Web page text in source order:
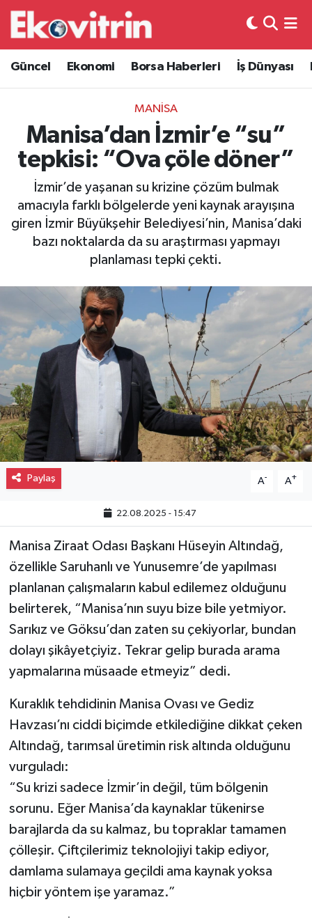
Güncel Ekonomi Borsa Haberleri İş Dünyası
MANİSA
Manisa’dan İzmir’e “su”
tepkisi: “Ova çöle döner”
İzmir’de yaşanan su krizine çözüm bulmak
amacıyla farklı bölgelerde yeni kaynak arayışına
giren İzmir Büyükşehir Belediyesi’nin, Manisa’daki
bazı noktalarda da su araştırması yapmayı
planlaması tepki çekti.
Paylaş A- A+
22.08.2025 - 15:47
Manisa Ziraat Odası Başkanı Hüseyin Altındağ,
özellikle Saruhanlı ve Yunusemre’de yapılması
planlanan çalışmaların kabul edilemez olduğunu
belirterek, “Manisa’nın suyu bize bile yetmiyor.
Sarıkız ve Göksu’dan zaten su çekiyorlar, bundan
dolayı şikâyetçiyiz. Tekrar gelip burada arama
yapmalarına müsaade etmeyiz” dedi.
Kuraklık tehdidinin Manisa Ovası ve Gediz
Havzası’nı ciddi biçimde etkilediğine dikkat çeken
Altındağ, tarımsal üretimin risk altında olduğunu
vurguladı:
“Su krizi sadece İzmir’in değil, tüm bölgenin
sorunu. Eğer Manisa’da kaynaklar tükenirse
barajlarda da su kalmaz, bu topraklar tamamen
çölleşir. Çiftçilerimiz teknolojiyi takip ediyor,
damlama sulamaya geçildi ama kaynak yoksa
hiçbir yöntem işe yaramaz.”
Güncel
Ekonomi
Borsa Haberleri
İş Dünyası
Lojistik
Otovitrin
Magazin
Gayrimenkul
Spor
Eğitim
Hava Durumu
Trafik Durumu
Süper Lig Puan Durumu ve Fikstür
Tüm Manşetler
Son Dakika Haberleri
Haber Arşivi